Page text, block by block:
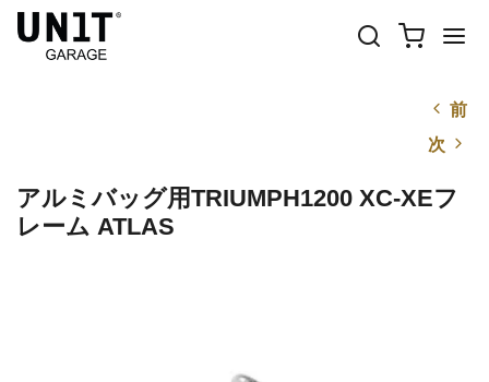
前
次
アルミバッグ用TRIUMPH1200 XC-XEフ
レーム ATLAS